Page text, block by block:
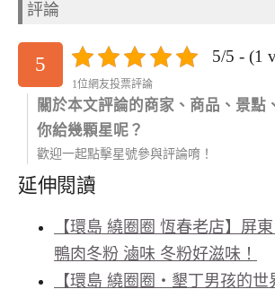
評論
5 5/5 - (1
1位網友投票評論
關於本文評論的商家、商品、景點
你給幾顆星呢？
歡迎一起點擊星號參與評論唷！
延伸閱讀
【環島 繞圈圈 恆春老店】屏
鴨肉冬粉 滷味 冬粉好滋味！
【環島 繞圈圈‧墾丁男孩的世